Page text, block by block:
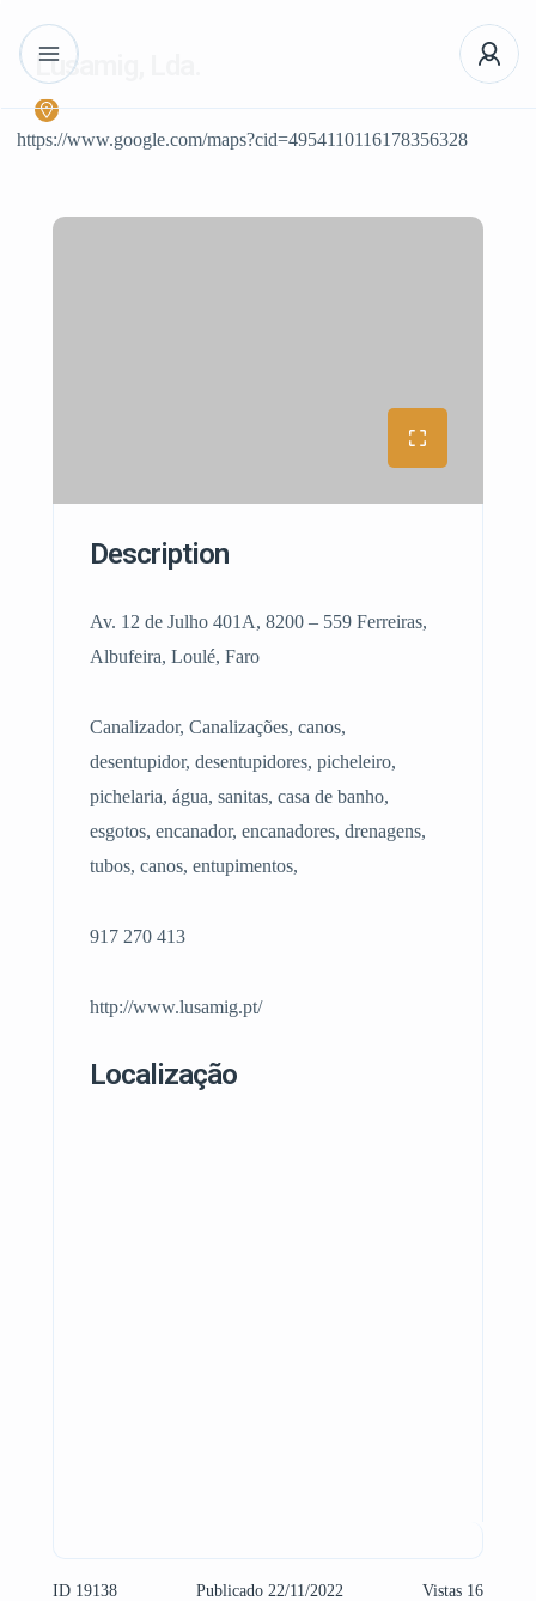
Lusamig, Lda.
https://www.google.com/maps?cid=4954110116178356328
Description
Av. 12 de Julho 401A, 8200 – 559 Ferreiras,
Albufeira, Loulé, Faro
Canalizador, Canalizações, canos,
desentupidor, desentupidores, picheleiro,
pichelaria, água, sanitas, casa de banho,
esgotos, encanador, encanadores, drenagens,
tubos, canos, entupimentos,
917 270 413
http://www.lusamig.pt/
Localização
ID 19138 Publicado 22/11/2022 Vistas 16